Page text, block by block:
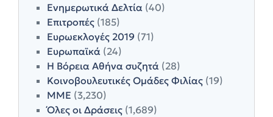
Ενημερωτικά Δελτία (40)
Επιτροπές (185)
Ευρωεκλογές 2019 (71)
Ευρωπαϊκά (24)
Η Βόρεια Αθήνα συζητά (28)
Κοινοβουλευτικές Ομάδες Φιλίας (19)
ΜΜΕ (3,230)
Όλες οι Δράσεις (1,689)